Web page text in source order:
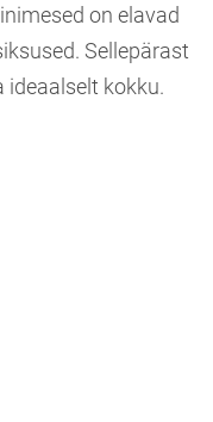
on elavad
Sellepärast
ideaalselt kokku.